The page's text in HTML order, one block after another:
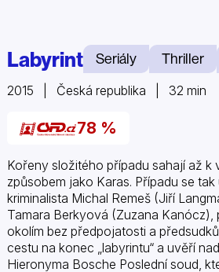
Labyrint Seriály Thriller
2015 | Česká republika | 32 min
78 %
Kořeny složitého případu sahají až k
způsobem jako Karas. Případu se
kriminalista Michal Remeš (Jiří
Tamara Berkyová (Zuzana
okolím bez předpojatosti a
cestu na konec „labyrintu“ a uvěří
Hieronyma Bosche Poslední soud,